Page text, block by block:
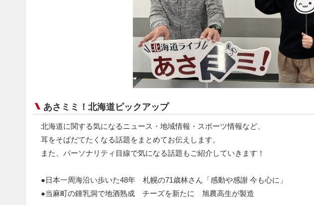
あさミミ！北海道ピックアップ
北海道に関する気になるニュース・地域情報・スポーツ情報など、
耳をそばだてたくなる話題をまとめてお伝えします。
また、パーソナリティ目線で気になる話題もご紹介していきます！
●日本一周海沿い歩いた48年 札幌の71歳林さん「感動や感謝 今も心に」
●当麻町の鍾乳洞で地酒熟成 チーズを新たに 旭農高生が製造